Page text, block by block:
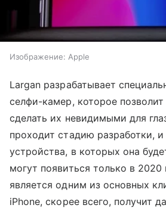
Изображение: Apple
Largan разрабатывает
селфи-камер, которое
сделать их невидимыми для
проходит стадию разработки,
устройства, в которых она
могут появиться только в 2020
является одним из основных
iPhone, скорее всего, получит